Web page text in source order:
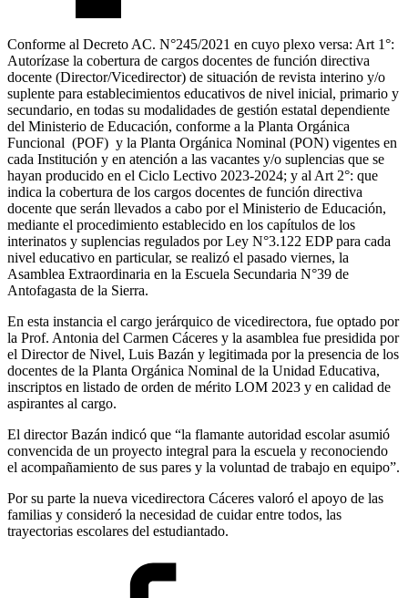
Conforme al Decreto AC. N°245/2021 en cuyo plexo versa: Art 1°:
Autorízase la cobertura de cargos docentes de función directiva
docente (Director/Vicedirector) de situación de revista interino y/o
suplente para establecimientos educativos de nivel inicial, primario y
secundario, en todas su modalidades de gestión estatal dependiente
del Ministerio de Educación, conforme a la Planta Orgánica
Funcional (POF) y la Planta Orgánica Nominal (PON) vigentes en
cada Institución y en atención a las vacantes y/o suplencias que se
hayan producido en el Ciclo Lectivo 2023-2024; y al Art 2°: que
indica la cobertura de los cargos docentes de función directiva
docente que serán llevados a cabo por el Ministerio de Educación,
mediante el procedimiento establecido en los capítulos de los
interinatos y suplencias regulados por Ley N°3.122 EDP para cada
nivel educativo en particular, se realizó el pasado viernes, la
Asamblea Extraordinaria en la Escuela Secundaria N°39 de
Antofagasta de la Sierra.
En esta instancia el cargo jerárquico de vicedirectora, fue optado por
la Prof. Antonia del Carmen Cáceres y la asamblea fue presidida por
el Director de Nivel, Luis Bazán y legitimada por la presencia de los
docentes de la Planta Orgánica Nominal de la Unidad Educativa,
inscriptos en listado de orden de mérito LOM 2023 y en calidad de
aspirantes al cargo.
El director Bazán indicó que “la flamante autoridad escolar asumió
convencida de un proyecto integral para la escuela y reconociendo
el acompañamiento de sus pares y la voluntad de trabajo en equipo”.
Por su parte la nueva vicedirectora Cáceres valoró el apoyo de las
familias y consideró la necesidad de cuidar entre todos, las
trayectorias escolares del estudiantado.